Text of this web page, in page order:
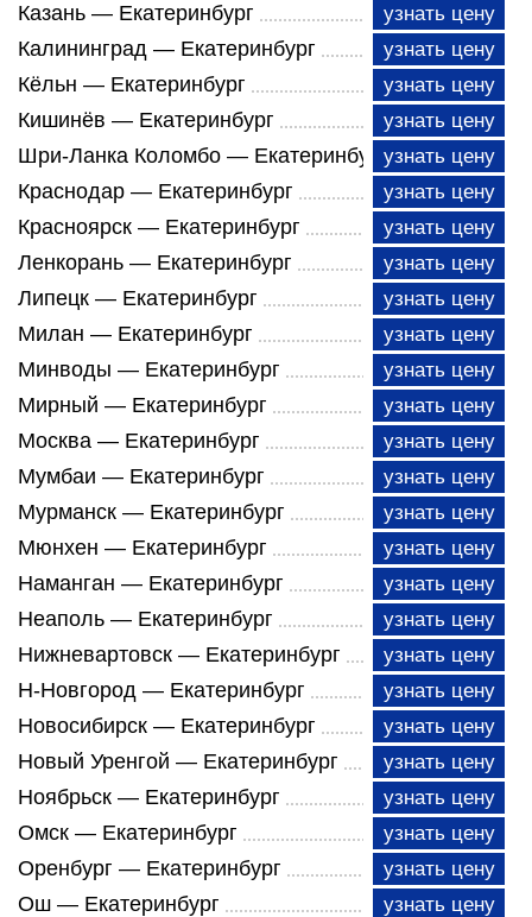
Казань — Екатеринбург узнать цену
Калининград — Екатеринбург узнать цену
Кёльн — Екатеринбург узнать цену
Кишинёв — Екатеринбург узнать цену
Шри-Ланка Коломбо — Екатеринбургузнать цену
Краснодар — Екатеринбург узнать цену
Красноярск — Екатеринбург узнать цену
Ленкорань — Екатеринбург узнать цену
Липецк — Екатеринбург узнать цену
Милан — Екатеринбург узнать цену
Минводы — Екатеринбург узнать цену
Мирный — Екатеринбург узнать цену
Москва — Екатеринбург узнать цену
Мумбаи — Екатеринбург узнать цену
Мурманск — Екатеринбург узнать цену
Мюнхен — Екатеринбург узнать цену
Наманган — Екатеринбург узнать цену
Неаполь — Екатеринбург узнать цену
Нижневартовск — Екатеринбург узнать цену
Н-Новгород — Екатеринбург узнать цену
Новосибирск — Екатеринбург узнать цену
Новый Уренгой — Екатеринбург узнать цену
Ноябрьск — Екатеринбург узнать цену
Омск — Екатеринбург узнать цену
Оренбург — Екатеринбург узнать цену
Ош — Екатеринбург узнать цену